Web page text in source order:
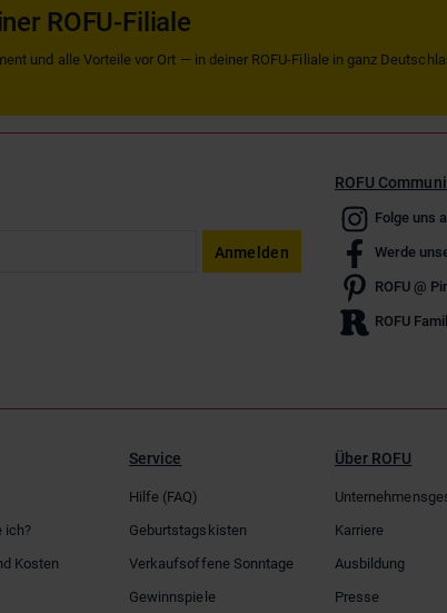
ROFU-Filiale
und alle Vorteile vor Ort — in deiner ROFU-Filiale in ganz
Anmelden
ROFU
Folge uns
Werde
ROFU @
ROFU
ich?
Kosten
Service
Hilfe (FAQ)
Geburtstagskisten
Verkaufsoffene Sonntage
Gewinnspiele
Über ROFU
Karriere
Ausbildung
Presse